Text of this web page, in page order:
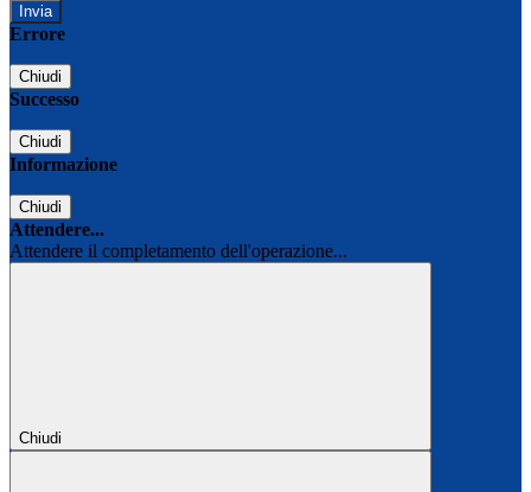
Errore
Chiudi
Successo
Chiudi
Informazione
Chiudi
Attendere...
Attendere il completamento dell'operazione...
Chiudi